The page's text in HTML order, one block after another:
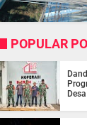
POPULAR